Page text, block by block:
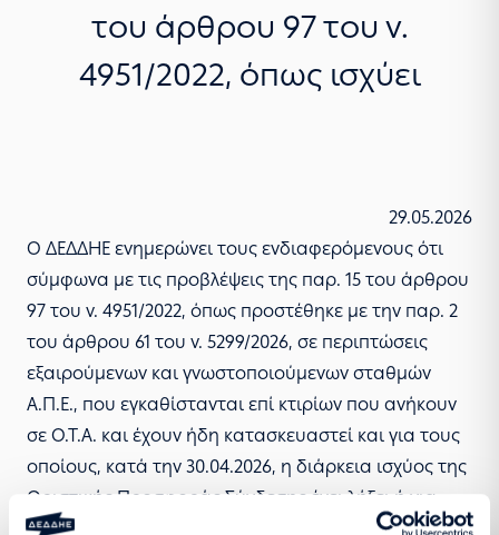
του άρθρου 97 του ν.
4951/2022, όπως ισχύει
29.05.2026
Ο ΔΕΔΔΗΕ ενημερώνει τους ενδιαφερόμενους ότι
σύμφωνα με τις προβλέψεις της παρ. 15 του άρθρου
97 του ν. 4951/2022, όπως προστέθηκε με την παρ. 2
του άρθρου 61 του ν. 5299/2026, σε περιπτώσεις
εξαιρούμενων και γνωστοποιούμενων σταθμών
Α.Π.Ε., που εγκαθίστανται επί κτιρίων που ανήκουν
σε Ο.Τ.Α. και έχουν ήδη κατασκευαστεί και για τους
οποίους, κατά την 30.04.2026, η διάρκεια ισχύος της
Οριστικής Προσφοράς Σύνδεσης έχει λήξει ή για
τους οποίους έχει παύσει να ισχύει η δέσμευση